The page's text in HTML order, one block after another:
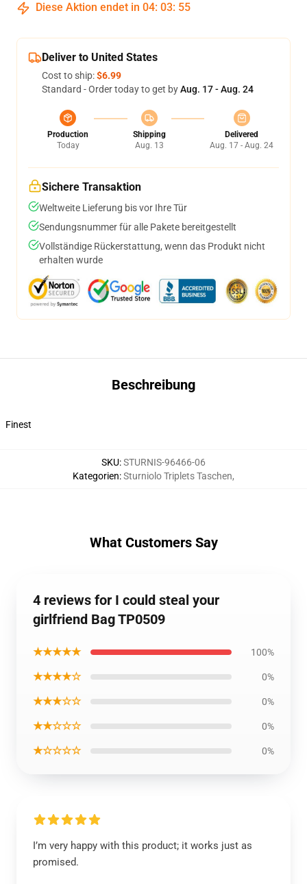
Diese Aktion endet in 04: 03: 55
Deliver to United States
Cost to ship:$6.99
Standard - Order today to get byAug. 17 - Aug. 24
Production
Today
Shipping
Aug. 13
Delivered
Aug. 17 - Aug. 24
Sichere Transaktion
Weltweite Lieferung bis vor Ihre Tür
Sendungsnummer für alle Pakete bereitgestellt
Vollständige Rückerstattung, wenn das Produkt nicht
erhalten wurde
Beschreibung
Finest
SKU:STURNIS-96466-06
Kategorien:Sturniolo Triplets Taschen,
What Customers Say
4 reviews for I could steal your
girlfriend Bag TP0509
★★★★★ 100%
★★★★☆ 0%
★★★☆☆ 0%
★★☆☆☆ 0%
★☆☆☆☆ 0%
I’m very happy with this product; it works just as
promised.